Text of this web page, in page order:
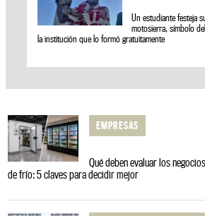
Un estudiante festeja
motosierra, símbolo
la institución que lo formó gratuitamente
EMPRESAS
Qué deben evaluar los
de frío: 5 claves para decidir mejor